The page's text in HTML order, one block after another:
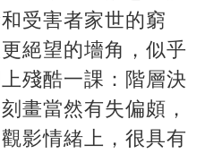
受害者家世的窮
絕望的墻角，似乎
殘酷一課：階層決
畫當然有失偏頗，
影情緒上，很具有